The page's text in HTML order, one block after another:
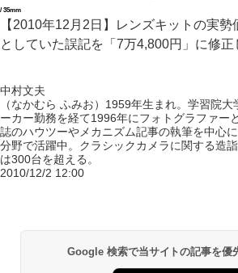
/ 35mm
【2010年12月2日】レンズキットの実勢
としていた誤記を「7万4,800円」に修正
中村文夫
（なかむら ふみお）1959年生まれ。学習院
ーカー勤務を経て1996年にフォトグラファー
誌のハウツーやメカニズム記事の執筆を中心
分野で活躍中。クラシックカメラに関する造
は300台を超える。
2010/12/2 12:00
Google 検索で当サイトの記事を優